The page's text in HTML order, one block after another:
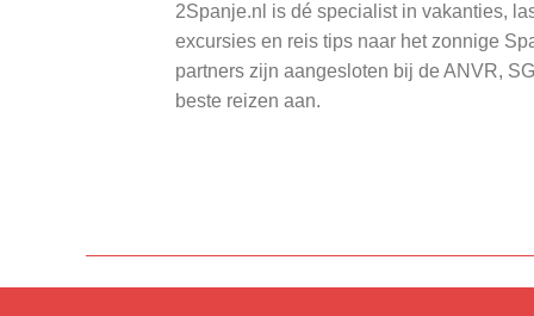
2Spanje.nl is dé specialist in vakanties,
excursies en reis tips naar het zonnige
partners zijn aangesloten bij de ANVR,
beste reizen aan.